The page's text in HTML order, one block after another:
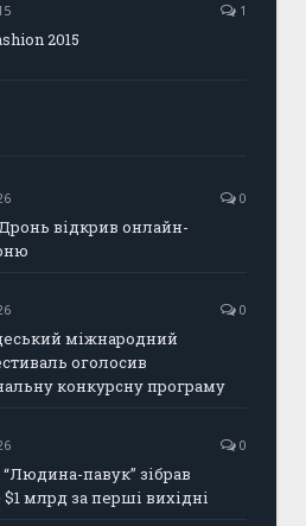
1
2015
0
відкрив онлайн-
0
міжнародний
оголосив
конкурсну програму
0
павук” зібрав
млрд за перші вихідні